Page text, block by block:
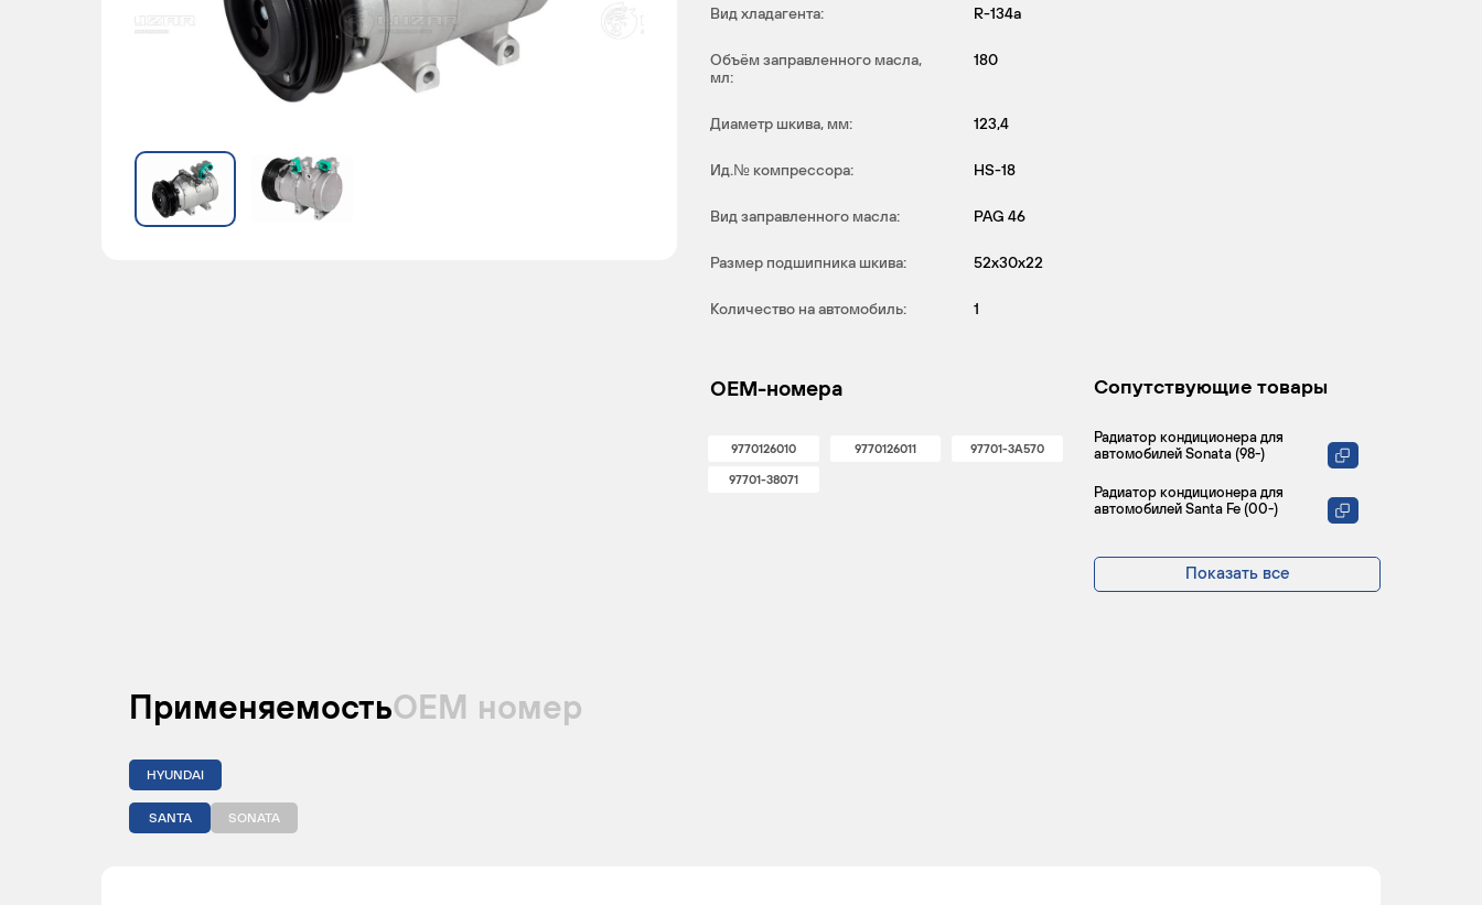
Вид хладагента: R-134a
Объём заправленного масла,
мл:
180
Диаметр шкива, мм: 123,4
Ид.№ компрессора: HS-18
Вид заправленного масла: PAG 46
Размер подшипника шкива: 52x30x22
Количество на автомобиль: 1
OEM-номера
9770126010 9770126011 97701-3A570
97701-38071
Сопутствующие товары
Радиатор кондиционера для
автомобилей Sonata (98-)
Радиатор кондиционера для
автомобилей Santa Fe (00-)
Показать все
ПрименяемостьОЕМ номер
HYUNDAI
SANTA SONATA